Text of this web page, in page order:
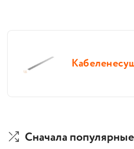
Сначала популярные